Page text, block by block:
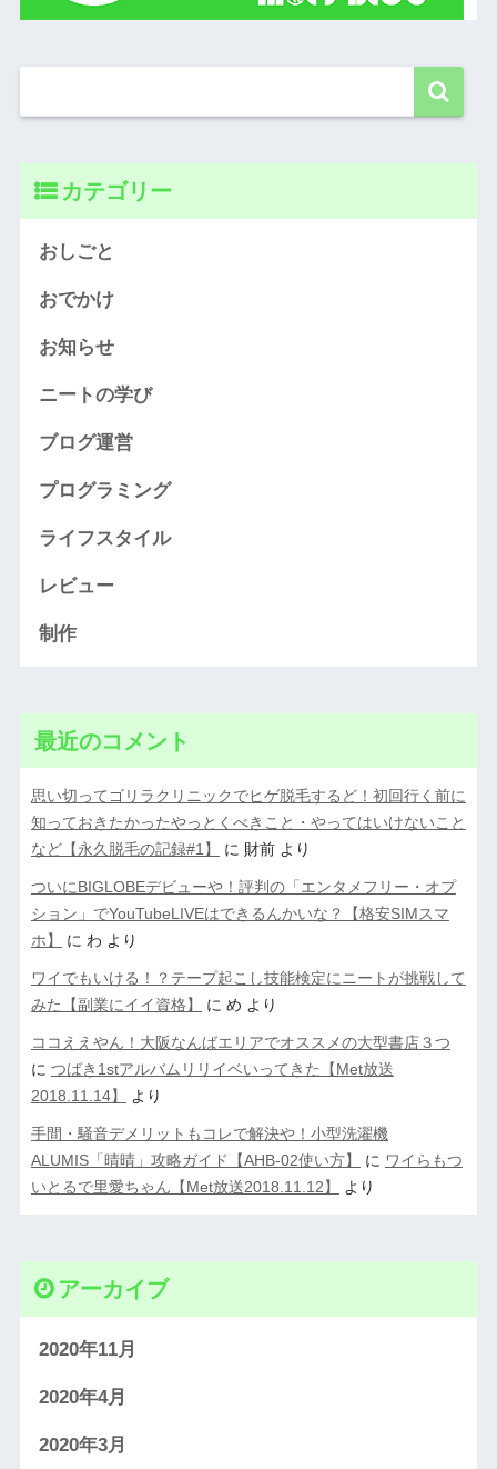
カテゴリー
おしごと
おでかけ
お知らせ
ニートの学び
ブログ運営
プログラミング
ライフスタイル
レビュー
制作
最近のコメント
思い切ってゴリラクリニックでヒゲ脱毛するど！初回行く前に
知っておきたかったやっとくべきこと・やってはいけないこと
など【永久脱毛の記録#1】
に 財前より
ついにBIGLOBEデビューや！評判の「エンタメフリー・オプ
ション」でYouTubeLIVEはできるんかいな？【格安SIMスマ
ホ】
に わ より
ワイでもいける！？テープ起こし技能検定にニートが挑戦して
みた【副業にイイ資格】
に め より
ココええやん！大阪なんばエリアでオススメの大型書店３つ
に つばき1stアルバムリリイベいってきた【Met放送
2018.11.14】
より
手間・騒音デメリットもコレで解決や！小型洗濯機
ALUMIS「晴晴」攻略ガイド【AHB-02使い方】
に ワイらもつ
いとるで里愛ちゃん【Met放送2018.11.12】
より
アーカイブ
2020年11月
2020年4月
2020年3月